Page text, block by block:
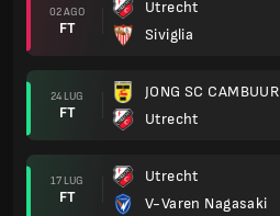
02 AGO
FT
Utrecht
Siviglia
24 LUG
FT
JONG SC CAMBUUR
Utrecht
17 LUG
FT
Utrecht
V-Varen Nagasaki